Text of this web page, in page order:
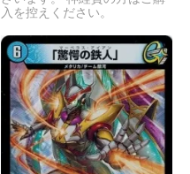
入を控えください。